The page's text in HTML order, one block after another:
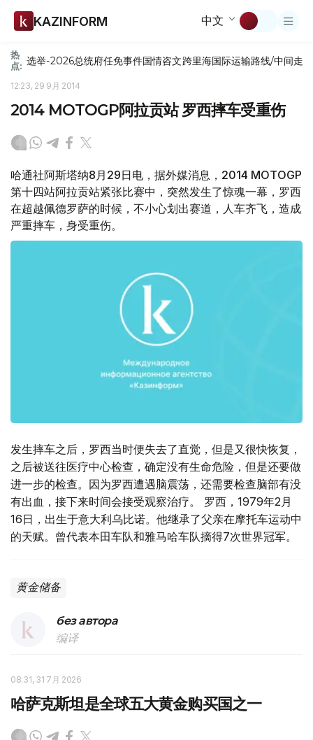
KAZINFORM 中文
热
点: 选举-2026总统府任免事件国情咨文跨里海国际运输路线/中间走廊
12:23, 29 9月 2014
2014 MOTOGP阿拉贡站 罗西摔车受重伤
哈通社阿斯塔纳8月29日电，据外媒消息，2014 MOTOGP
第十四站阿拉贡站紧张比赛中，突然发生了惊魂一幕，罗西
在超越佩德罗萨的时候，不小心划出赛道，人车齐飞，造成
严重摔车，身受重伤。
发生摔车之后，罗西当时便失去了直觉，但是又很快恢复，
之后被送往医疗中心检查，确定没有生命危险，但是还要做
进一步的检查。因为罗西遭遇脑震荡，还需要检查脑部有没
有出血，接下来时间会接受观察治疗。 罗西，1979年2月
16日，出生于意大利乌比诺。他继承了父亲在摩托车运动中
的天赋。曾代表本田车队和雅马哈车队摘得7次世界冠军。
黄金储备
без автора
编译
08:31, 31 7月 2026
哈萨克斯坦是全球五大黄金购买国之一